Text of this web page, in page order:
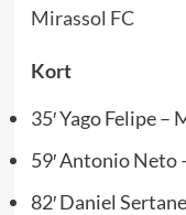
Mirassol FC
Kort
35′ Yago Felipe –
59′ Antonio Neto
82′ Daniel